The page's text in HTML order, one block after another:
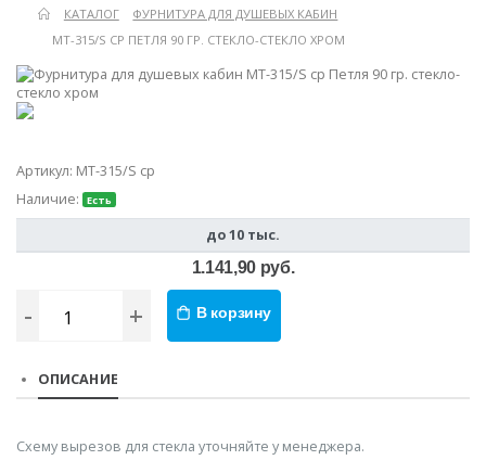
КАТАЛОГ
ФУРНИТУРА ДЛЯ ДУШЕВЫХ КАБИН
MT-315/S CP ПЕТЛЯ 90 ГР. СТЕКЛО-СТЕКЛО ХРОМ
Артикул: MT-315/S cp
Наличие:
Есть
до 10 тыс.
1.141,90 руб.
- + В корзину
ОПИСАНИЕ
Схему вырезов для стекла уточняйте у менеджера.